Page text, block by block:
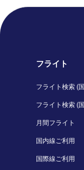
フライト
フライト検索 (
フライト検索 (
月間フライト
国内線ご利用
国際線ご利用